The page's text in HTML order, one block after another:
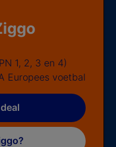
1, 2, 3 en 4)
Europees voetbal